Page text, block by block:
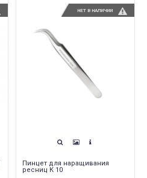
НЕТ В НАЛИЧИИ
Пинцет для наращивания
ресниц К 10